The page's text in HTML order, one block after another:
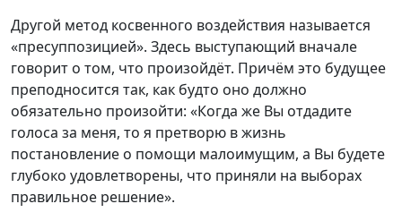
Другой метод косвенного воздействия называется
«пресуппозицией». Здесь выступающий вначале
говорит о том, что произойдёт. Причём это будущее
преподносится так, как будто оно должно
обязательно произойти: «Когда же Вы отдадите
голоса за меня, то я претворю в жизнь
постановление о помощи малоимущим, а Вы будете
глубоко удовлетворены, что приняли на выборах
правильное решение».